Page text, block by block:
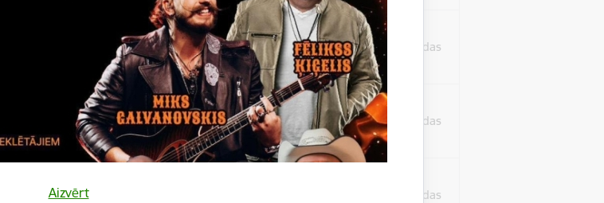
Aizvērt
Reģistrē unikālu ID priekš jaunākās GA 4 versijas, kas tiek
izmantots statistisko datu iegūšanai par to, kā apmeklētājs
24 stundas
Šīs sīkdatnes ir paredzētas tādu vietņu un satura koplietošanai,
kas jūs interesē mūsu vietnē, izmantojot trešo personu sociālos
tīklus vai citas vietnes.
24 stundas
Cookie is needed for all users for sharing content 24 stundas